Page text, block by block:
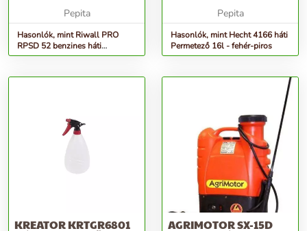
Pepita
Hasonlók, mint Riwall PRO
RPSD 52 benzines háti
Permetező 14l - sárga-fekete
Pepita
Hasonlók, mint Hecht 4166 háti
Permetező 16l - fehér-piros
KREATOR KRTGR6801
AGRIMOTOR SX-15D